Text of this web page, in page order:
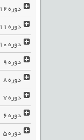
دوره
دوره
دوره
دوره
دوره
دوره
دوره
دوره